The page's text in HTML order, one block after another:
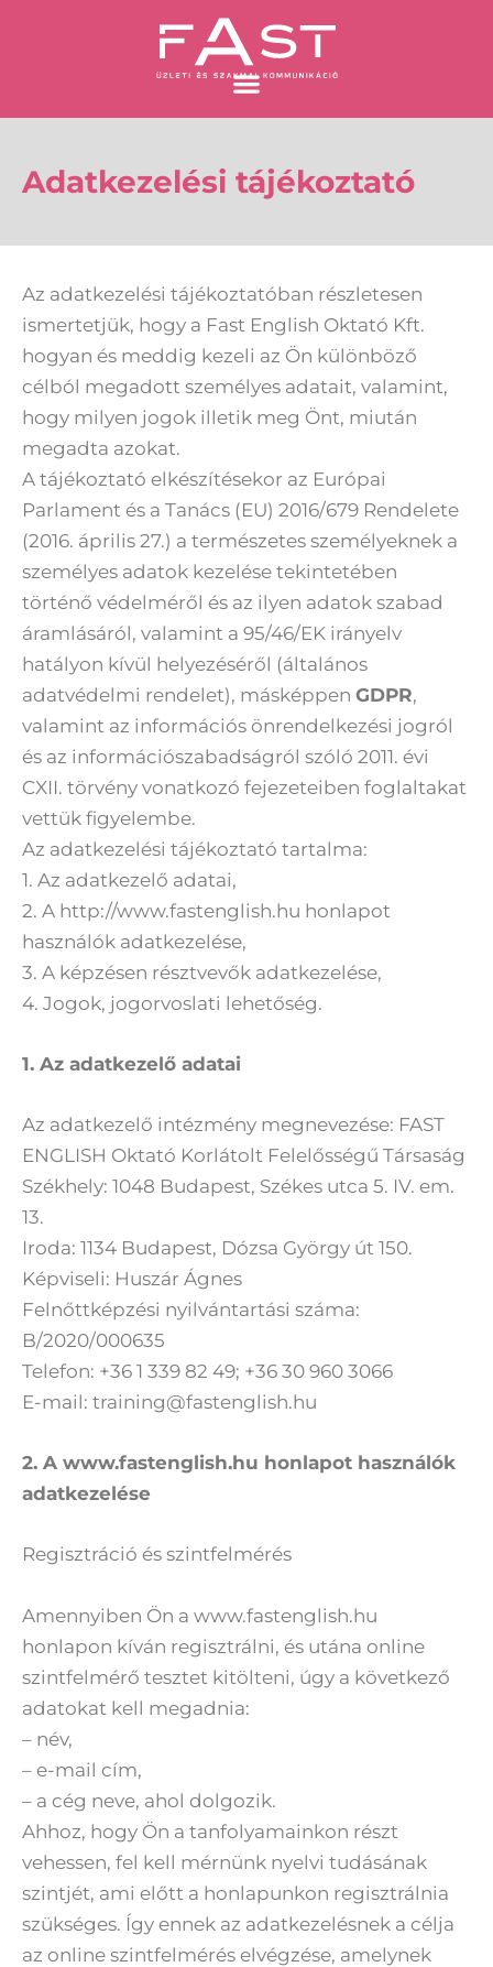
Adatkezelési tájékoztató
Az adatkezelési tájékoztatóban részletesen
ismertetjük, hogy a Fast English Oktató Kft.
hogyan és meddig kezeli az Ön különböző
célból megadott személyes adatait, valamint,
hogy milyen jogok illetik meg Önt, miután
megadta azokat.
A tájékoztató elkészítésekor az Európai
Parlament és a Tanács (EU) 2016/679 Rendelete
(2016. április 27.) a természetes személyeknek a
személyes adatok kezelése tekintetében
történő védelméről és az ilyen adatok szabad
áramlásáról, valamint a 95/46/EK irányelv
hatályon kívül helyezéséről (általános
adatvédelmi rendelet), másképpen GDPR,
valamint az információs önrendelkezési jogról
és az információszabadságról szóló 2011. évi
CXII. törvény vonatkozó fejezeteiben foglaltakat
vettük figyelembe.
Az adatkezelési tájékoztató tartalma:
1. Az adatkezelő adatai,
2. A http://www.fastenglish.hu honlapot
használók adatkezelése,
3. A képzésen résztvevők adatkezelése,
4. Jogok, jogorvoslati lehetőség.
1. Az adatkezelő adatai
Az adatkezelő intézmény megnevezése: FAST
ENGLISH Oktató Korlátolt Felelősségű Társaság
Székhely: 1048 Budapest, Székes utca 5. IV. em.
13.
Iroda: 1134 Budapest, Dózsa György út 150.
Képviseli: Huszár Ágnes
Felnőttképzési nyilvántartási száma:
B/2020/000635
Telefon: +36 1 339 82 49; +36 30 960 3066
E-mail: training@fastenglish.hu
2. A www.fastenglish.hu honlapot használók
adatkezelése
Regisztráció és szintfelmérés
Amennyiben Ön a www.fastenglish.hu
honlapon kíván regisztrálni, és utána online
szintfelmérő tesztet kitölteni, úgy a következő
adatokat kell megadnia:
– név,
– e-mail cím,
– a cég neve, ahol dolgozik.
Ahhoz, hogy Ön a tanfolyamainkon részt
vehessen, fel kell mérnünk nyelvi tudásának
szintjét, ami előtt a honlapunkon regisztrálnia
szükséges. Így ennek az adatkezelésnek a célja
az online szintfelmérés elvégzése, amelynek